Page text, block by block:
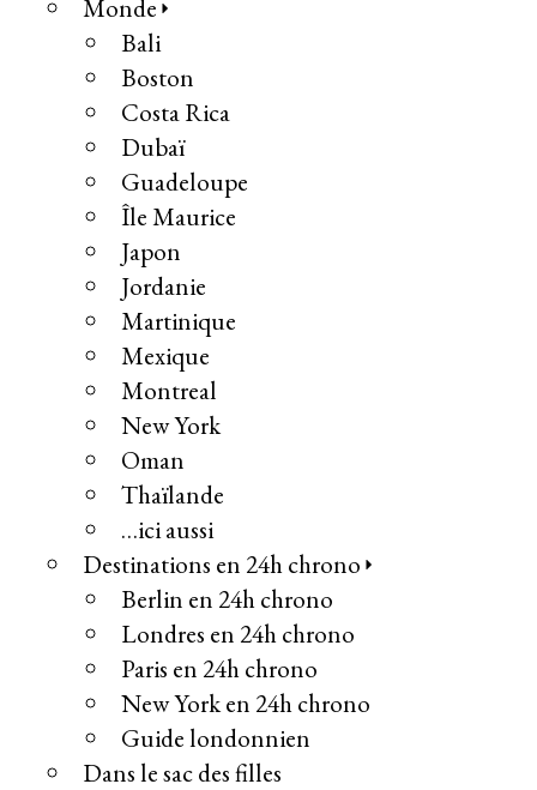
Monde
Bali
Boston
Costa Rica
Dubaï
Guadeloupe
Île Maurice
Japon
Jordanie
Martinique
Mexique
Montreal
New York
Oman
Thaïlande
…ici aussi
Destinations en 24h chrono
Berlin en 24h chrono
Londres en 24h chrono
Paris en 24h chrono
New York en 24h chrono
Guide londonnien
Dans le sac des filles